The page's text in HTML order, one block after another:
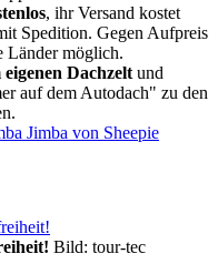
, ihr Versand kostet
Spedition. Gegen Aufpreis
Länder möglich.
Dachzelt und
auf dem Autodach" zu den
Jimba von Sheepie
Bild: tour-tec